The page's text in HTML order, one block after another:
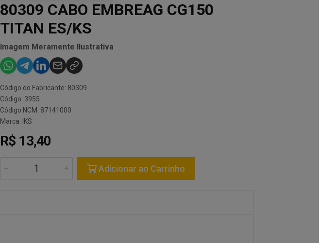
80309 CABO EMBREAG CG150
TITAN ES/KS
Imagem Meramente Ilustrativa
Código do Fabricante: 80309
Código: 3955
Código NCM: 87141000
Marca: IKS
R$ 13,40
Adicionar ao Carrinho